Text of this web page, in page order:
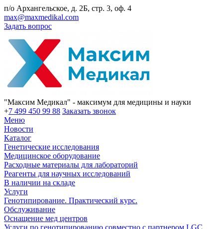
п/о Архангельское, д. 2Б, стр. 3, оф. 4
max@maxmedikal.com
Задать вопрос
"Максим Медикал" - максимум для медицины и науки
+7 499 450 99 88 Заказать звонок
Меню
Новости
Каталог
Генетические исследования
Медицинское оборудование
Расходные материалы для лабораторий
Реагенты для научных исследований
В наличии на складе
Услуги
Генотипирование. Практический курс.
Обслуживание
Оснащение мед центров
Услуги по генотипированию совместно с партнером LGC